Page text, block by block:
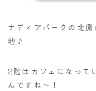
ナディアパークの北
地♪
2階はカフェになって
んですね～！